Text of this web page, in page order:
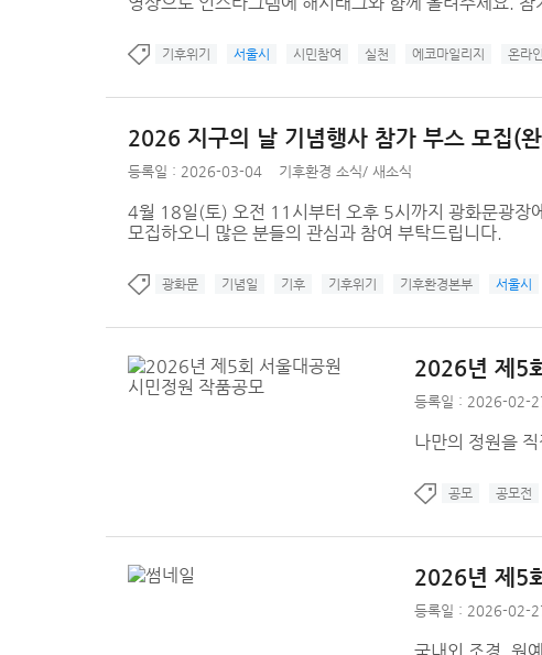
기후위기 서울시 시민참여 실천 에코마일리지 온라인
2026 지구의 날 기념행사 참가 부스 모집(
등록일 : 2026-03-04 기후환경 소식/ 새소식
4월 18일(토) 오전 11시부터 오후 5시까지 광화문광장
모집하오니 많은 분들의 관심과 참여 부탁드립니다.
광화문 기념일 기후 기후위기 기후환경본부 서울시
2026년 제5
등록일 : 2026-02-
나만의 정원을 직
공모 공모전
2026년 제5
등록일 : 2026-02-